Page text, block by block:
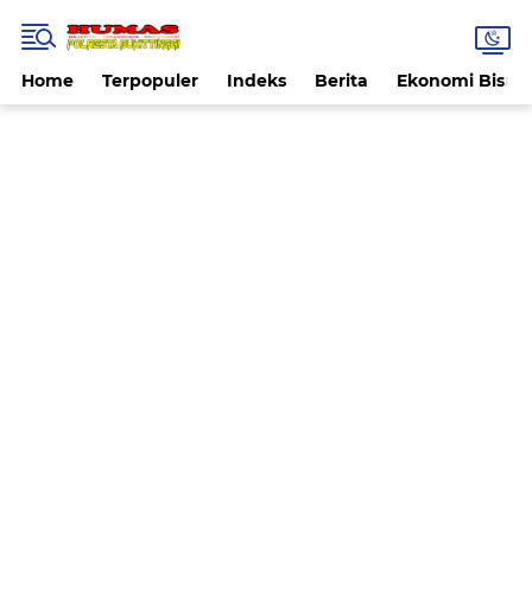
Home Terpopuler Indeks Berita Ekonomi Bisnis